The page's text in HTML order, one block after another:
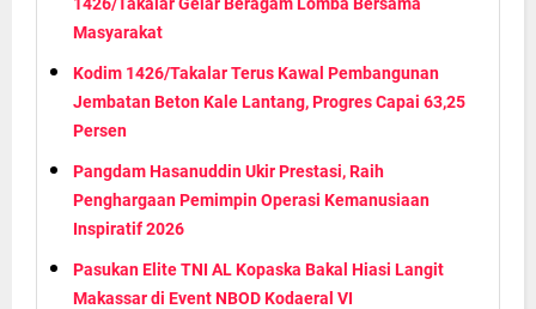
Masyarakat
Kodim 1426/Takalar Terus Kawal Pembangunan
Jembatan Beton Kale Lantang, Progres Capai 63,25
Persen
Pangdam Hasanuddin Ukir Prestasi, Raih
Penghargaan Pemimpin Operasi Kemanusiaan
Inspiratif 2026
Pasukan Elite TNI AL Kopaska Bakal Hiasi Langit
Makassar di Event NBOD Kodaeral VI